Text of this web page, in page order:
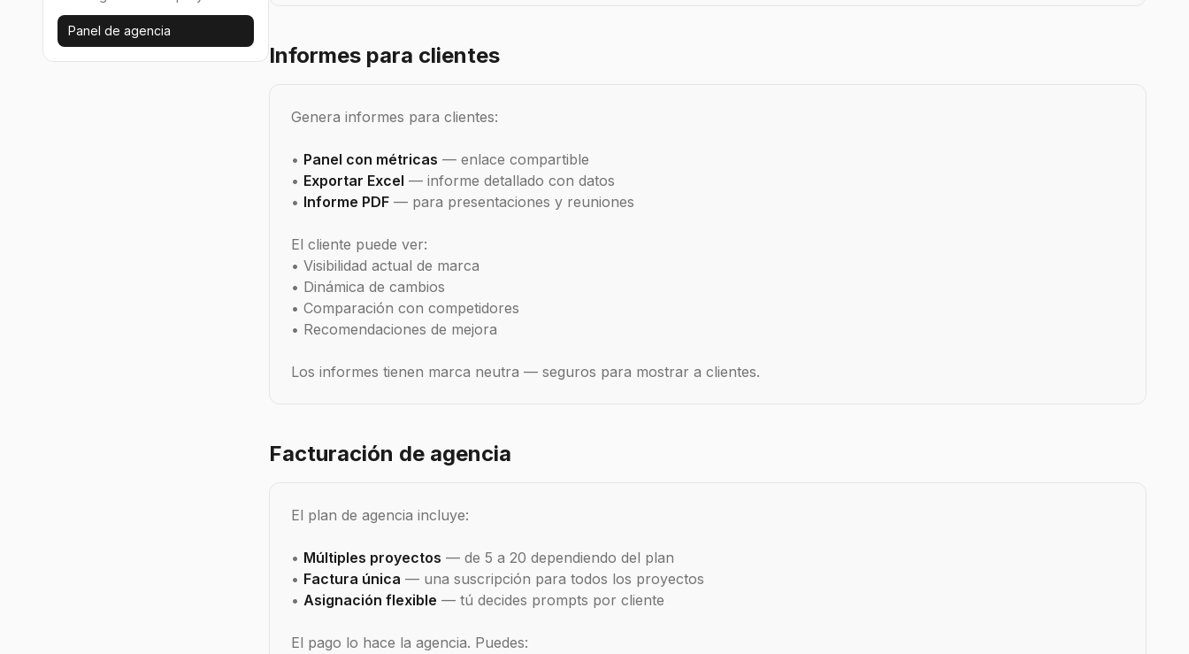
Panel de agencia
Informes para clientes
Genera informes para clientes:
• Panel con métricas — enlace compartible
• Exportar Excel — informe detallado con datos
• Informe PDF — para presentaciones y reuniones
El cliente puede ver:
• Visibilidad actual de marca
• Dinámica de cambios
• Comparación con competidores
• Recomendaciones de mejora
Los informes tienen marca neutra — seguros para mostrar a clientes.
Facturación de agencia
El plan de agencia incluye:
• Múltiples proyectos — de 5 a 20 dependiendo del plan
• Factura única — una suscripción para todos los proyectos
• Asignación flexible — tú decides prompts por cliente
El pago lo hace la agencia. Puedes: